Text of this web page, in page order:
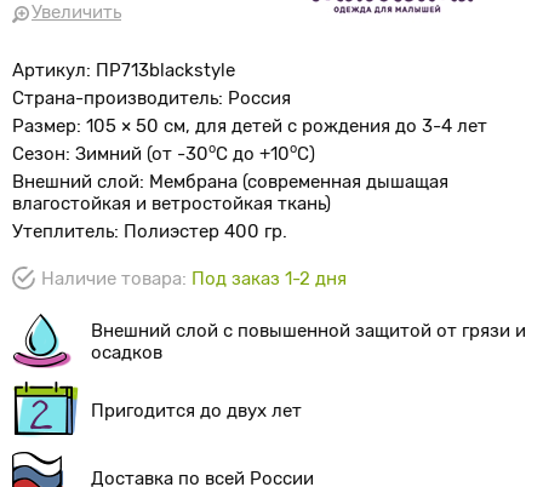
Увеличить
Артикул: ПР713blackstyle
Страна-производитель: Россия
Размер: 105 × 50 см, для детей с рождения до 3-4 лет
Сезон: Зимний (от -30оС до +10oС)
Внешний слой: Мембрана (современная дышащая
влагостойкая и ветростойкая ткань)
Утеплитель: Полиэстер 400 гр.
Наличие товара: Под заказ 1-2 дня
Внешний слой с повышенной защитой от грязи и
осадков
Пригодится до двух лет
Доставка по всей России